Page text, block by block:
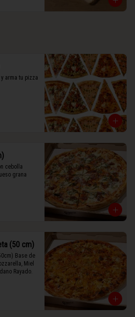
arma tu pizza
cebolla
grana
(50 cm)
Base de
Miel
Rayado.